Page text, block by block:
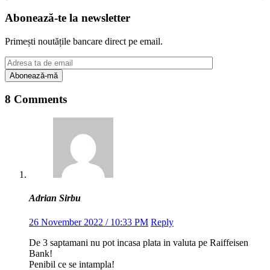
Abonează-te la newsletter
Primești noutățile bancare direct pe email.
8 Comments
Adrian Sirbu
26 November 2022 / 10:33 PM Reply
De 3 saptamani nu pot incasa plata in valuta pe Raiffeisen
Bank!
Penibil ce se intampla!